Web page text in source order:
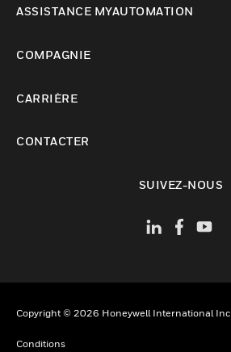
ASSISTANCE MYAUTOMATION
COMPAGNIE
CARRIÈRE
CONTACTER
SUIVEZ-NOUS
Copyright © 2026 Honeywell International Inc
Conditions